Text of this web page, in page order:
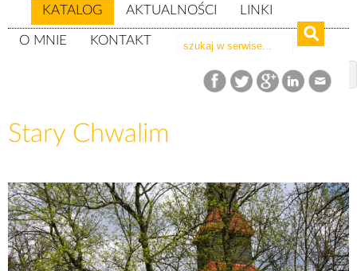
KATALOG AKTUALNOŚCI LINKI
O MNIE KONTAKT
woj. zachodniopomorskie
Stary Chwalim